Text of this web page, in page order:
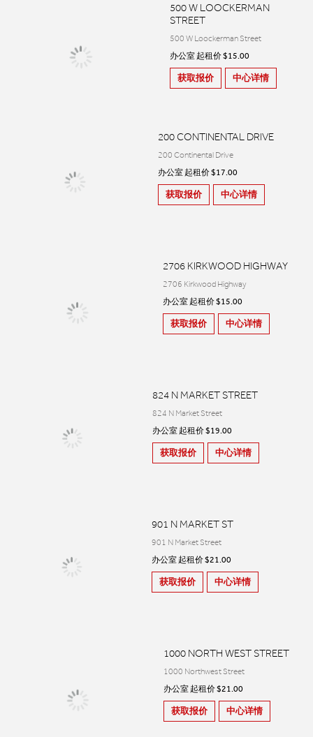
500 W LOOCKERMAN
STREET
500 W Loockerman Street
办公室 起租价 $15.00
获取报价 中心详情
200 CONTINENTAL DRIVE
200 Continental Drive
办公室 起租价 $17.00
获取报价 中心详情
2706 KIRKWOOD HIGHWAY
2706 Kirkwood Highway
办公室 起租价 $15.00
获取报价 中心详情
824 N MARKET STREET
824 N Market Street
办公室 起租价 $19.00
获取报价 中心详情
901 N MARKET ST
901 N Market Street
办公室 起租价 $21.00
获取报价 中心详情
1000 NORTH WEST STREET
1000 Northwest Street
办公室 起租价 $21.00
获取报价 中心详情